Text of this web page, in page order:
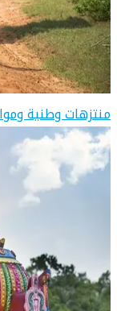
منتزهات وطنية